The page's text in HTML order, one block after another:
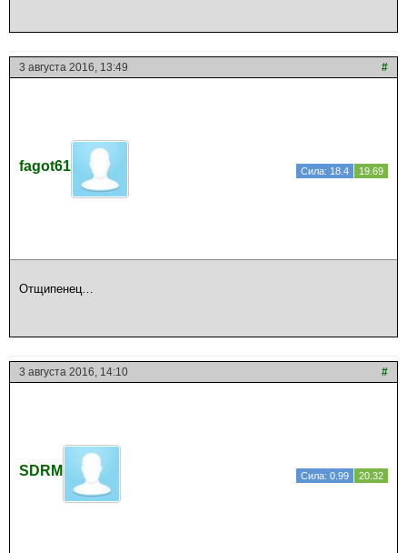
3 августа 2016, 13:49 #
fagot61 Сила: 18.4 19.69
Отщипенец…
3 августа 2016, 14:10 #
SDRM Сила: 0.99 20.32